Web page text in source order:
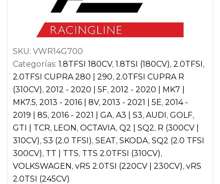
3
CUPRA
|
AUDI
S3
8V
SKU:
VWR14G700
cantidad
SKU: VWR14G700
Categorías: 1.8TFSI 180CV, 1.8TSI (180CV), 2.0TFSI,
2.0TFSI CUPRA 280 | 290, 2.0TFSI CUPRA R
(310CV), 2012 - 2020 | 5F, 2012 - 2020 | MK7 |
MK7.5, 2013 - 2016 | 8V, 2013 - 2021 | 5E, 2014 -
2019 | 8S, 2016 - 2021 | GA, A3 | S3, AUDI, GOLF,
GTI | TCR, LEON, OCTAVIA, Q2 | SQ2, R (300CV |
310CV), S3 (2.0 TFSI), SEAT, SKODA, SQ2 (2.0 TFSI
300CV), TT | TTS, TTS 2.0TFSI (310CV),
VOLKSWAGEN, vRS 2.0TSI (220CV | 230CV), vRS
2.0TSI (245CV)